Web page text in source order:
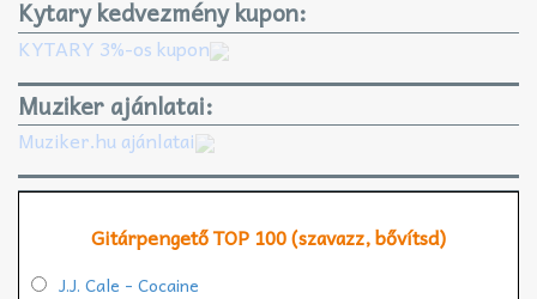
Kytary kedvezmény kupon:
KYTARY 3%-os kupon
Muziker ajánlatai:
Muziker.hu ajánlatai
Gitárpengető TOP 100 (szavazz, bővítsd)
J.J. Cale - Cocaine